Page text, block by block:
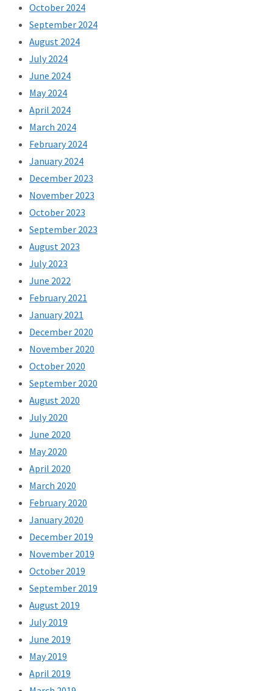
October 2024
September 2024
August 2024
July 2024
June 2024
May 2024
April 2024
March 2024
February 2024
January 2024
December 2023
November 2023
October 2023
September 2023
August 2023
July 2023
June 2022
February 2021
January 2021
December 2020
November 2020
October 2020
September 2020
August 2020
July 2020
June 2020
May 2020
April 2020
March 2020
February 2020
January 2020
December 2019
November 2019
October 2019
September 2019
August 2019
July 2019
June 2019
May 2019
April 2019